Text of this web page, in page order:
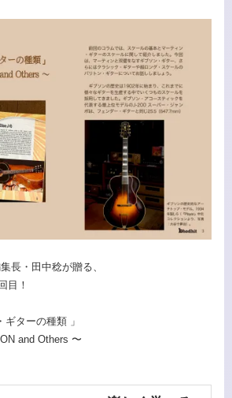
長・田中稔が贈る、
目！
ギターの種類 」
and Others 〜